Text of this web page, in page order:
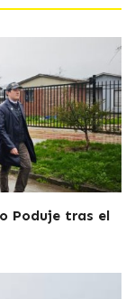
Poduje tras el